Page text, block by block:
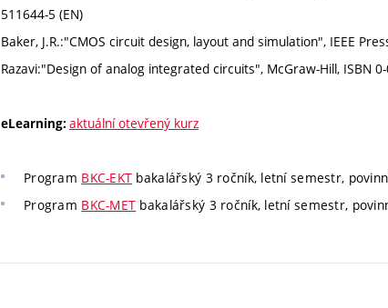
511644-5 (EN)
Baker, J.R.:"CMOS circuit design, layout and simulation", IEEE
Razavi:"Design of analog integrated circuits", McGraw-Hill, ISBN
eLearning: aktuální otevřený kurz
Program BKC-EKT bakalářský 3 ročník, letní semestr,
Program BKC-MET bakalářský 3 ročník, letní semestr,